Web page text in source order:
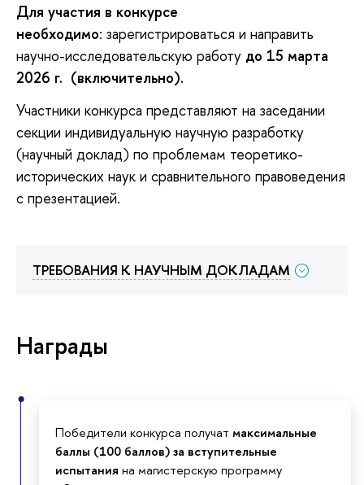
Для участия в конкурсе
необходимо: зарегистрироваться и направить
научно-исследовательскую работу до 15 марта
2026 г. (включительно).
Участники конкурса представляют на заседании
секции индивидуальную научную разработку
(научный доклад) по проблемам теоретико-
исторических наук и сравнительного правоведения
с презентацией.
ТРЕБОВАНИЯ К НАУЧНЫМ ДОКЛАДАМ
Награды
Победители конкурса получат максимальные
баллы (100 баллов) за вступительные
испытания на магистерскую программу